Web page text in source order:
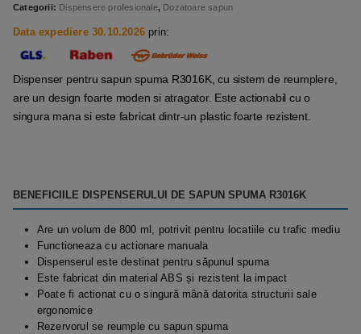
Categorii: Dispensere profesionale, Dozatoare sapun
Data expediere 30.10.2026 prin:
Dispenser pentru sapun spuma R3016K, cu sistem de reumplere,
are un design foarte moden si atragator. Este actionabil cu o
singura mana si este fabricat dintr-un plastic foarte rezistent.
BENEFICIILE DISPENSERULUI DE SAPUN SPUMA R3016K
Are un volum de 800 ml, potrivit pentru locatiile cu trafic mediu
Functioneaza cu actionare manuala
Dispenserul este destinat pentru săpunul spuma
Este fabricat din material ABS și rezistent la impact
Poate fi actionat cu o singură mână datorita structurii sale
ergonomice
Rezervorul se reumple cu sapun spuma